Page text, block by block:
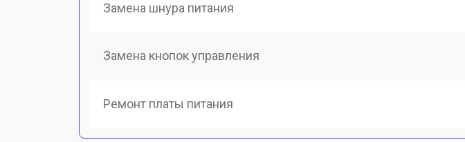
Замена шнура питания
Замена кнопок управления
Ремонт платы питания